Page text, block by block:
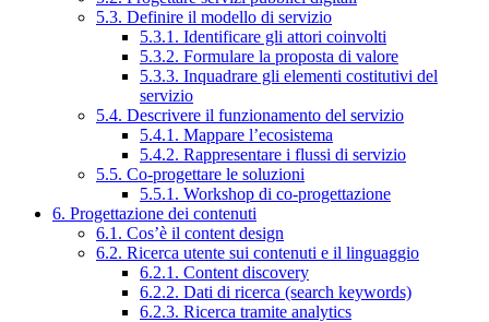
5.3. Definire il modello di servizio
5.3.1. Identificare gli attori coinvolti
5.3.2. Formulare la proposta di valore
5.3.3. Inquadrare gli elementi costitutivi del
servizio
5.4. Descrivere il funzionamento del servizio
5.4.1. Mappare l’ecosistema
5.4.2. Rappresentare i flussi di servizio
5.5. Co-progettare le soluzioni
5.5.1. Workshop di co-progettazione
6. Progettazione dei contenuti
6.1. Cos’è il content design
6.2. Ricerca utente sui contenuti e il linguaggio
6.2.1. Content discovery
6.2.2. Dati di ricerca (search keywords)
6.2.3. Ricerca tramite analytics